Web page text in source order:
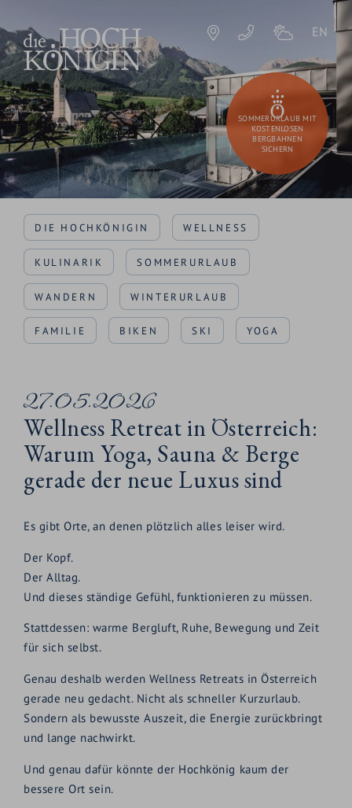
EN
SOMMERURLAUB MIT
KOSTENLOSEN
BERGBAHNEN
SICHERN
DIE HOCHKÖNIGIN WELLNESS
KULINARIK SOMMERURLAUB
WANDERN WINTERURLAUB
FAMILIE BIKEN SKI YOGA
27.05.2026
Wellness Retreat in Österreich:
Warum Yoga, Sauna & Berge
gerade der neue Luxus sind
Es gibt Orte, an denen plötzlich alles leiser wird.
Der Kopf.
Der Alltag.
Und dieses ständige Gefühl, funktionieren zu müssen.
Stattdessen: warme Bergluft, Ruhe, Bewegung und Zeit
für sich selbst.
Genau deshalb werden Wellness Retreats in Österreich
gerade neu gedacht. Nicht als schneller Kurzurlaub.
Sondern als bewusste Auszeit, die Energie zurückbringt
und lange nachwirkt.
Und genau dafür könnte der Hochkönig kaum der
bessere Ort sein.